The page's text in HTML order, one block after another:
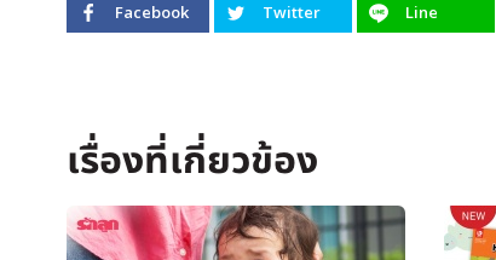
Facebook Twitter Line